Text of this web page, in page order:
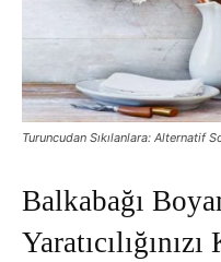
Turuncudan Sıkılanlara: Alternatif
Balkabağı